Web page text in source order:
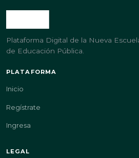
Plataforma Digital de la Nueva
de Educación Pública.
PLATAFORMA
Inicio
Regístrate
Ingresa
LEGAL